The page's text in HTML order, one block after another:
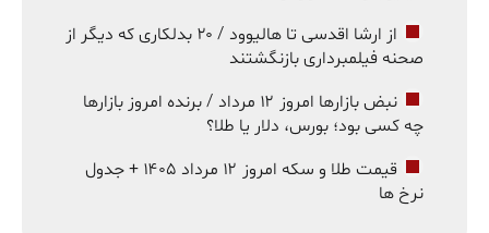
از ارشا اقدسی تا هالیوود / ۲۰ بدلکاری که دیگر از
صحنه فیلمبرداری بازنگشتند
نبض بازارها امروز ۱۲ مرداد / برنده امروز بازارها
چه کسی بود؛ بورس، دلار یا طلا؟
قیمت طلا و سکه امروز ۱۲ مرداد ۱۴۰۵ + جدول
نرخ ها